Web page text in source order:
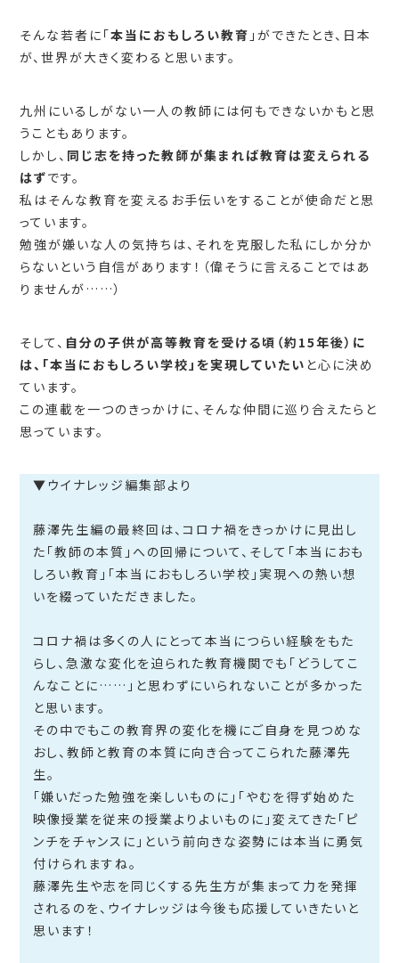
そんな若者に「本当におもしろい教育 」ができたとき、日本
が、世界が大きく変わると思います。
九州にいるしがない一人の教師には何もできないかもと思
うこともあります。
しかし、 同じ志を持った教師が集まれば教育は変えられる
はずです。
私はそんな教育を変えるお手伝いをすることが使命だと思
っています。
勉強が嫌いな人の気持ちは、それを克服した私にしか分か
らないという自信があります！（偉そうに言えることではあ
りませんが……）
そして、 自分の子供が高等教育を受ける頃（約15年後）に
は、「本当におもしろい学校」を実現していたい と心に決め
ています。
この連載を一つのきっかけに、そんな仲間に巡り合えたらと
思っています。
▼ウイナレッジ編集部より
藤澤先生編の最終回は、コロナ禍をきっかけに見出し
た「教師の本質」への回帰について、そして「本当におも
しろい教育」「本当におもしろい学校」実現への熱い想
いを綴っていただきました。
コロナ禍は多くの人にとって本当につらい経験をもた
らし、急激な変化を迫られた教育機関でも「どうしてこ
んなことに……」と思わずにいられないことが多かった
と思います。
その中でもこの教育界の変化を機にご自身を見つめな
おし、教師と教育の本質に向き合ってこられた藤澤先
生。
「嫌いだった勉強を楽しいものに」「やむを得ず始めた
映像授業を従来の授業よりよいものに」変えてきた「ピ
ンチをチャンスに」という前向きな姿勢には本当に勇気
付けられますね。
藤澤先生や志を同じくする先生方が集まって力を発揮
されるのを、ウイナレッジは今後も応援していきたいと
思います！